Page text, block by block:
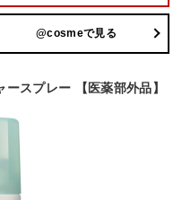
@cosmeで見る
スプレー 【医薬部外品】